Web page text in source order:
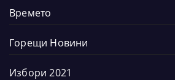
Времето
Горещи Новини
Избори 2021